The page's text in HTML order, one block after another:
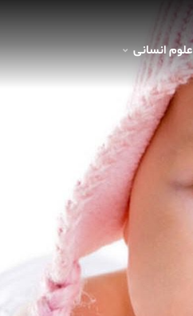
علوم انسانی